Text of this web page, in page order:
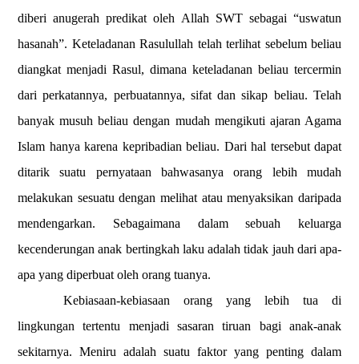
diberi anugerah predikat oleh Allah SWT sebagai “uswatun
hasanah”. Keteladanan Rasulullah telah terlihat sebelum beliau
diangkat menjadi Rasul, dimana keteladanan beliau tercermin
dari perkatannya, perbuatannya, sifat dan sikap beliau. Telah
banyak musuh beliau dengan mudah mengikuti ajaran Agama
Islam hanya karena kepribadian beliau. Dari hal tersebut dapat
ditarik suatu pernyataan bahwasanya orang lebih mudah
melakukan sesuatu dengan melihat atau menyaksikan daripada
mendengarkan. Sebagaimana dalam sebuah keluarga
kecenderungan anak bertingkah laku adalah tidak jauh dari apa-
apa yang diperbuat oleh orang tuanya.
Kebiasaan-kebiasaan orang yang lebih tua di
lingkungan tertentu menjadi sasaran tiruan bagi anak-anak
sekitarnya. Meniru adalah suatu faktor yang penting dalam